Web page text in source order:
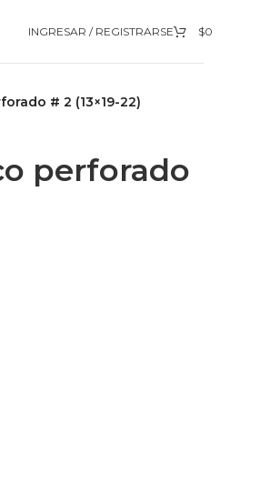
INGRESAR / REGISTRARSE $0
# 2 (13×19-22)
perforado